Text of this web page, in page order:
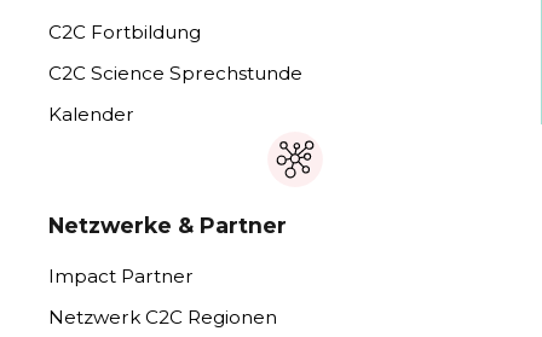
C2C Fortbildung
C2C Science Sprechstunde
Kalender
Netzwerke & Partner
Impact Partner
Netzwerk C2C Regionen